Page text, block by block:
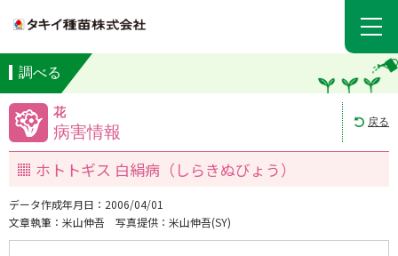
調べる
花
病害情報
戻る
ホトトギス 白絹病（しらきぬびょう）
データ作成年月日：2006/04/01
文章執筆：米山伸吾
写真提供：米山伸吾(SY)